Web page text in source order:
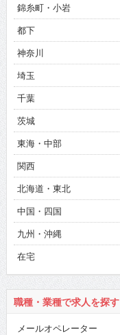
錦糸町・小岩
都下
神奈川
埼玉
千葉
茨城
東海・中部
関西
北海道・東北
中国・四国
九州・沖縄
在宅
職種・業種で求人を探す
メールオペレーター